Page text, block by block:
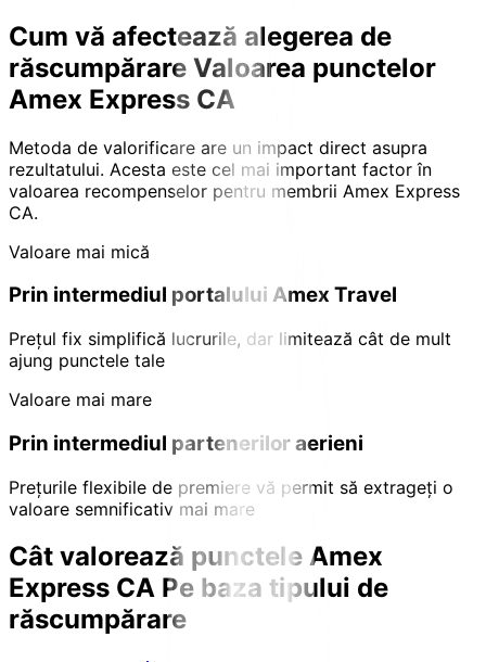
Cum vă afectează alegerea de
răscumpărare Valoarea punctelor
Amex Express CA
Metoda de valorificare are un impact direct asupra
rezultatului. Acesta este cel mai important factor în
valoarea recompenselor pentru membrii Amex Express
CA.
Valoare mai mică
Prin intermediul portalului Amex Travel
Prețul fix simplifică lucrurile, dar limitează cât de mult
ajung punctele tale
Valoare mai mare
Prin intermediul partenerilor aerieni
Prețurile flexibile de premiere vă permit să extrageți o
valoare semnificativ mai mare
Cât valorează punctele Amex
Express CA Pe baza tipului de
răscumpărare